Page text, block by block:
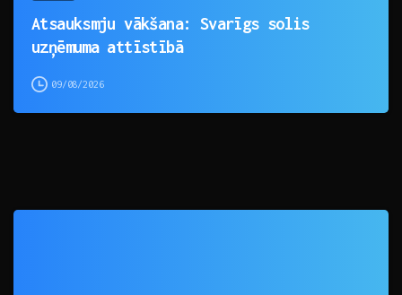
Atsauksmju vākšana: Svarīgs solis
uzņēmuma attīstībā
09/08/2026